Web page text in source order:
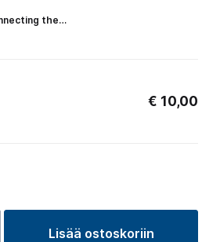
the…
€ 10,00
Lisää ostoskoriin